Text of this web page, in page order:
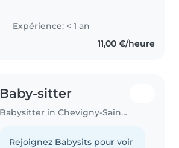
Expérience: < 1 an
11,00 €/heure
Baby-sitter
Babysitter in Chevigny-Saint-Sauveur
Rejoignez Babysits pour voir